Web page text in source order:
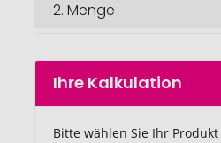
2. Menge
Ihre Kalkulation
Bitte wählen Sie Ihr